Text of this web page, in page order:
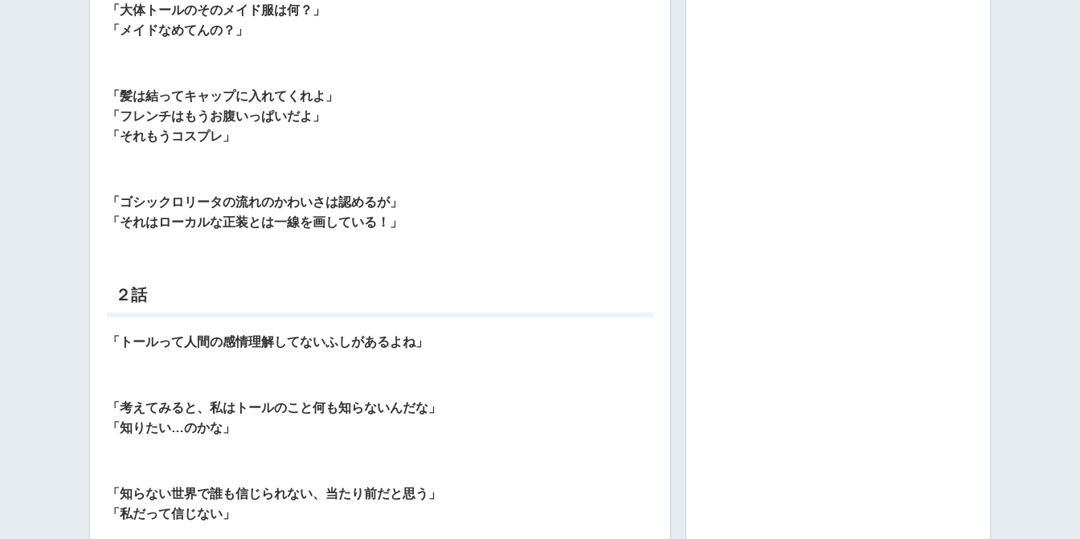
「大体トールのそのメイド服は何？」
「メイドなめてんの？」
「髪は結ってキャップに入れてくれよ」
「フレンチはもうお腹いっぱいだよ」
「それもうコスプレ」
「ゴシックロリータの流れのかわいさは認めるが」
「それはローカルな正装とは一線を画している！」
２話
「トールって人間の感情理解してないふしがあるよね」
「考えてみると、私はトールのこと何も知らないんだな」
「知りたい…のかな」
「知らない世界で誰も信じられない、当たり前だと思う」
「私だって信じない」